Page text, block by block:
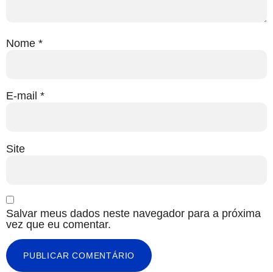
Nome *
E-mail *
Site
Salvar meus dados neste navegador para a próxima
vez que eu comentar.